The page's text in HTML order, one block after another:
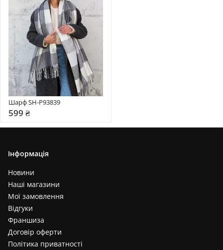
Шарф SH-P93839
599 ₴
Інформація
Новини
Наші магазини
Мої замовлення
Відгуки
Франшиза
Договір оферти
Політика приватності